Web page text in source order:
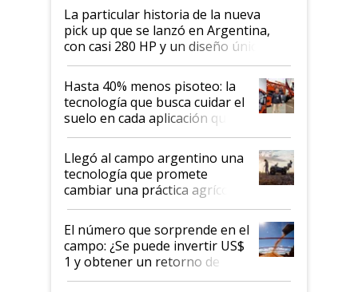
La particular historia de la nueva
pick up que se lanzó en Argentina,
con casi 280 HP y un diseño único: a
cuánto se vende
Hasta 40% menos pisoteo: la
tecnología que busca cuidar el
suelo en cada aplicación que
llevó Jacto al Congreso
Aapresid 2026
Llegó al campo argentino una
tecnología que promete
cambiar una práctica agrícola
clave: ¿Y si analizar el suelo
fuera tan simple como apretar
un botón?
El número que sorprende en el
campo: ¿Se puede invertir US$
1 y obtener un retorno de
hasta US$ 10 en agricultura?